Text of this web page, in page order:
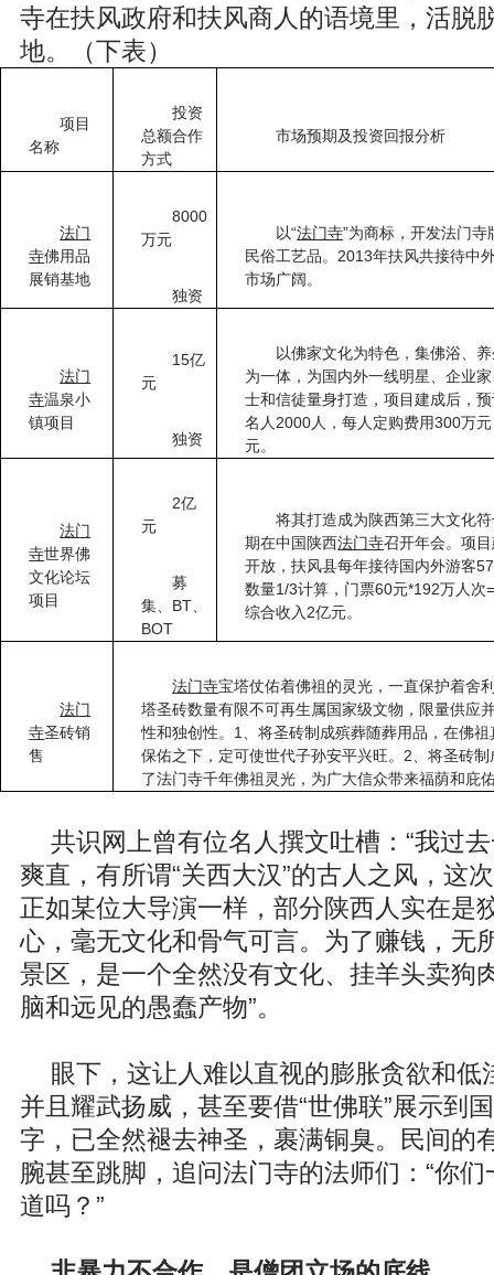
寺在扶风政府和扶风商人的语境里，活脱
地。（下表）
项目
名称
投资
总额合作
方式
市场预期及投资回报分析
法门
寺佛用品
展销基地
8000
万元
独资
以“法门寺”为商标，开发法门寺
民俗工艺品。2013年扶风共接待中
市场广阔。
法门
寺温泉小
镇项目
15亿
元
独资
以佛家文化为特色，集佛浴、
为一体，为国内外一线明星、企业
士和信徒量身打造，项目建成后，
名人2000人，每人定购费用300万
元。
法门
寺世界佛
文化论坛
项目
2亿
元
募
集、 BT、
BOT
将其打造成为陕西第三大文化
期在中国陕西法门寺召开年会。项
开放，扶风县每年接待国内外游客
数量1/3计算，门票60元*192万人次
综合收入2亿元。
法门
寺圣砖销
售
法门寺宝塔仗佑着佛祖的灵光，一直保护着舍
塔圣砖数量有限不可再生属国家级文物，限量供应
性和独创性。 1 、将圣砖制成殡葬随葬用品，在佛
保佑之下，定可使世代子孙安平兴旺。2、将圣砖
了法门寺千年佛祖灵光，为广大信众带来福荫和庇
共识网上曾有位名人撰文吐槽：“我过
爽直，有所谓“关西大汉”的古人之风，这
正如某位大导演一样，部分陕西人实在是
心，毫无文化和骨气可言。为了赚钱，无
景区，是一个全然没有文化、挂羊头卖狗
脑和远见的愚蠢产物”。
眼下，这让人难以直视的膨胀贪欲和低
并且耀武扬威，甚至要借“世佛联”展示到
字，已全然褪去神圣，裹满铜臭。民间的
腕甚至跳脚，追问法门寺的法师们：“你
道吗？”